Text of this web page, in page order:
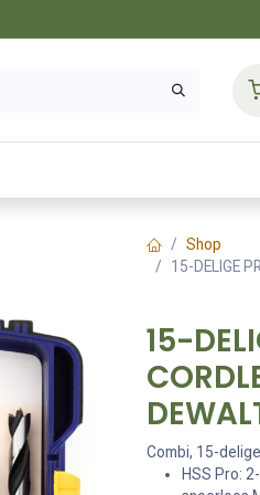
Shop
15-DELIGE
15-
Combi, 15-
HSS Pro: